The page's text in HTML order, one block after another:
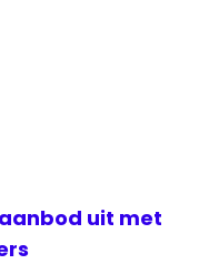
uit met